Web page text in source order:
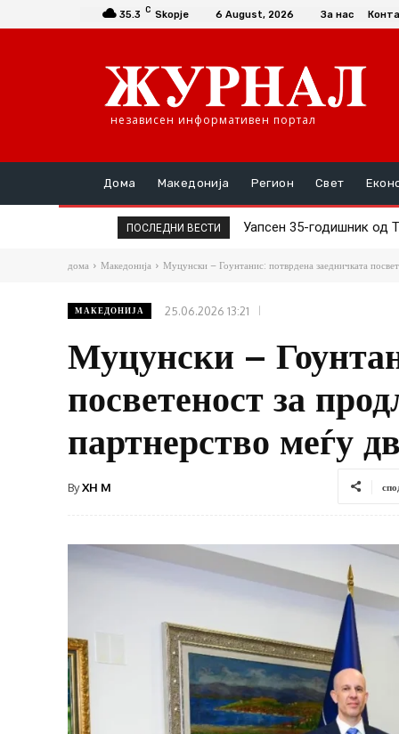
35.3 C Skopje 6 August, 2026 За нас
независен информативен портал
Дома Македонија Регион Свет
ПОСЛЕДНИ ВЕСТИ Уапсен 35-годишник од
Тешко повреден 16-
дома Македонија Муцунски – Гоунтанис: потврдена заедничката
МАКЕДОНИЈА 25.06.2026 13:21
Муцунски –
посветеност за
партнерство меѓу
ByXH M